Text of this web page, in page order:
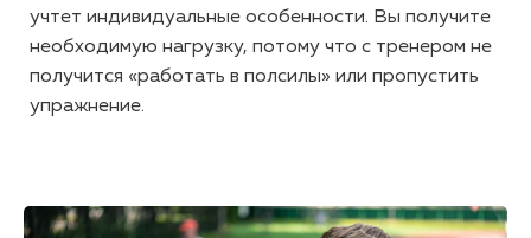
учтет индивидуальные особенности. Вы получите
необходимую нагрузку, потому что с тренером не
получится «работать в полсилы» или пропустить
упражнение.